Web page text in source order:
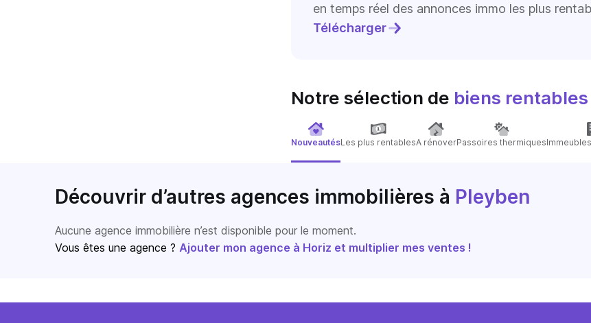
en temps réel des annonces immo les plus
Télécharger
Notre sélection de biens rentables
NouveautésLes plus rentablesA rénoverPassoires thermiques
Découvrir d’autres agences immobilières à Pleyben
Aucune agence immobilière n’est disponible pour le moment.
Vous êtes une agence ? Ajouter mon agence à Horiz et multiplier mes ventes !